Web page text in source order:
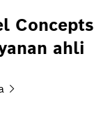
Concepts
ahli